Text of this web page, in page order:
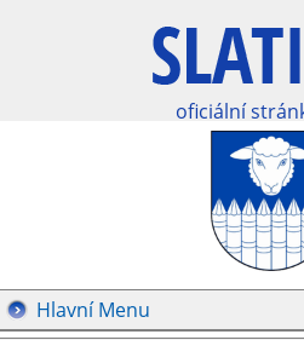
oficiální
Hlavní Menu